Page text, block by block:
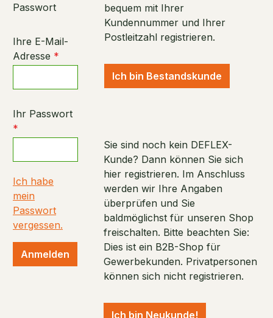
Passwort
Ihre E-Mail-
Adresse *
Ihr Passwort
*
Ich habe
mein
Passwort
vergessen.
Anmelden
bequem mit Ihrer
Kundennummer und Ihrer
Postleitzahl registrieren.
Ich bin Bestandskunde
Sie sind noch kein DEFLEX-
Kunde? Dann können Sie sich
hier registrieren. Im Anschluss
werden wir Ihre Angaben
überprüfen und Sie
baldmöglichst für unseren Shop
freischalten. Bitte beachten Sie:
Dies ist ein B2B-Shop für
Gewerbekunden. Privatpersonen
können sich nicht registrieren.
Ich bin Neukunde!